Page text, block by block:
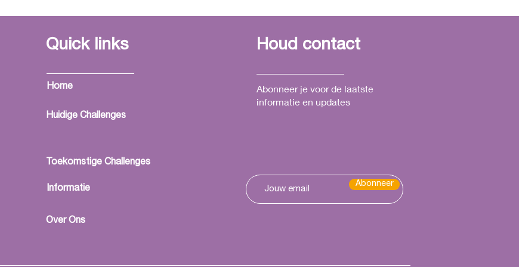
presentatie i.s.m. Saxion &
Huisvesting. Opmars naar
voor de Nederlandse GGZ
Quick links
Home
Huidige Challenges
Toekomstige Challenges
Informatie
Over Ons
Houd contact
Abonneer je voor de laatste
informatie en updates
Abonneer